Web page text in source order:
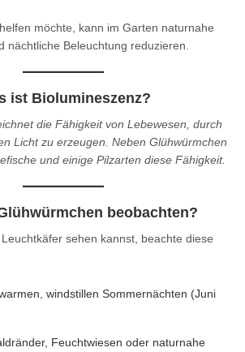
möchte, kann im Garten naturnahe
nächtliche Beleuchtung reduzieren.
ist Biolumineszenz?
die Fähigkeit von Lebewesen, durch
Licht zu erzeugen. Neben Glühwürmchen
und einige Pilzarten diese Fähigkeit.
beobachten?
sehen kannst, beachte diese
windstillen Sommernächten (Juni
Feuchtwiesen oder naturnahe